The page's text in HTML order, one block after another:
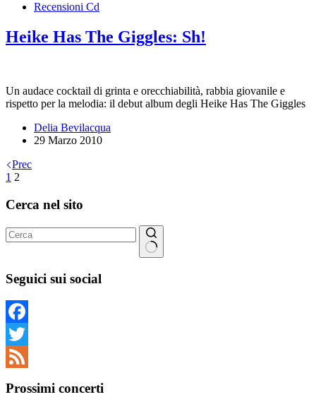
Recensioni Cd
Heike Has The Giggles: Sh!
Un audace cocktail di grinta e orecchiabilità, rabbia giovanile e
rispetto per la melodia: il debut album degli Heike Has The Giggles
Delia Bevilacqua
29 Marzo 2010
Prec
1 2
Cerca nel sito
risultato
Seguici sui social
Facebook
Twitter
Prossimi concerti